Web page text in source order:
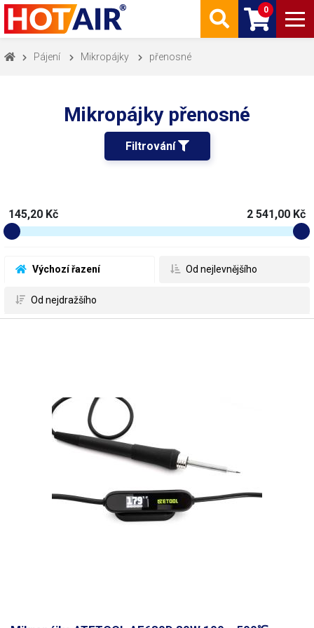
0
Pájení Mikropájky přenosné
Mikropájky přenosné
Filtrování
Výchozí řazení Od nejlevnějšího
Od nejdražšího
145,20 Kč 2 541,00 Kč